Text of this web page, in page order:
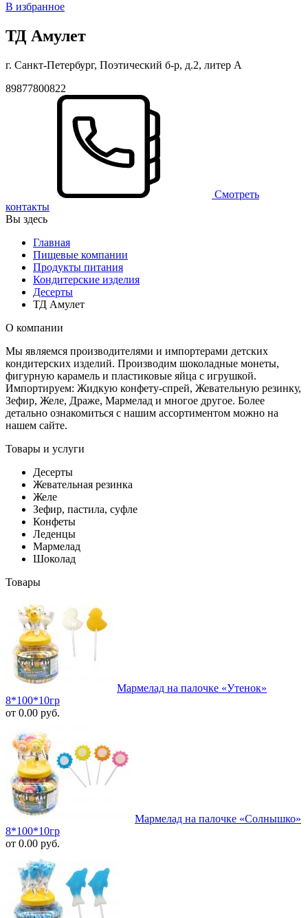
В избранное
ТД Амулет
г. Санкт-Петербург, Поэтический б-р, д.2, литер А
89877800822
Смотреть
контакты
Вы здесь
Главная
Пищевые компании
Продукты питания
Кондитерские изделия
Десерты
ТД Амулет
О компании
Мы являемся производителями и импортерами детских
кондитерских изделий. Производим шоколадные монеты,
фигурную карамель и пластиковые яйца с игрушкой.
Импортируем: Жидкую конфету-спрей, Жевательную резинку,
Зефир, Желе, Драже, Мармелад и многое другое. Более
детально ознакомиться с нашим ассортиментом можно на
нашем сайте.
Товары и услуги
Десерты
Жевательная резинка
Желе
Зефир, пастила, суфле
Конфеты
Леденцы
Мармелад
Шоколад
Товары
Мармелад на палочке «Утенок»
8*100*10гр
от 0.00 руб.
Мармелад на палочке «Солнышко»
8*100*10гр
от 0.00 руб.